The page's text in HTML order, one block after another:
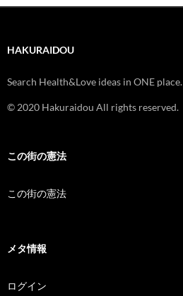
HAKURAIDOU
Search Health&Love ideas in ONE place.
© 2020 Hakuraidou All rights reserved.
この街の憲法
この街の憲法
メタ情報
ログイン